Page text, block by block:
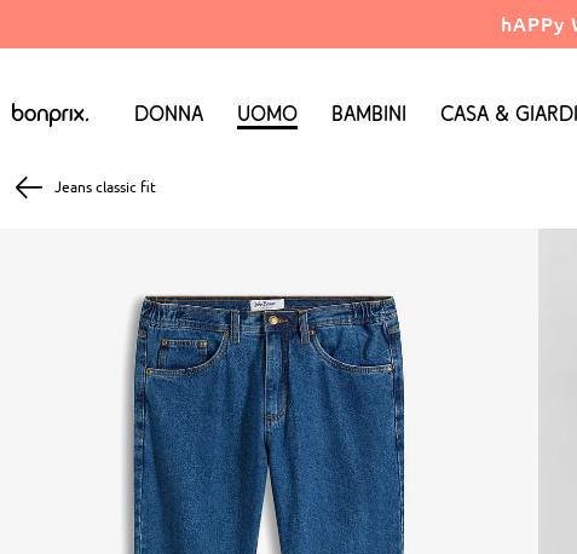
hAPPy
Donna Uomo Bambini Casa &
Jeans classic fit